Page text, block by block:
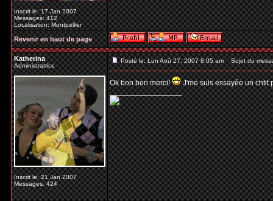
Inscrit le: 17 Jan 2007
Messages: 412
Localisation: Montpellier
Revenir en haut de page
Katherina
Administratrice
Inscrit le: 21 Jan 2007
Messages: 424
Posté le: Lun Aoû 27, 2007 8:05 am Sujet du
Ok bon ben merci!
J'me suis essayée un chtit
_________________